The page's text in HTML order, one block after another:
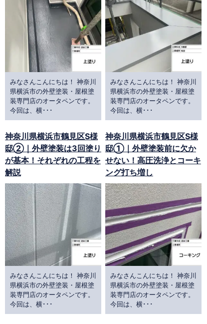
みなさんこんにちは！ 神奈川
県横浜市の外壁塗装・屋根塗
装専門店のオータペンです。
今回は、横･･･
みなさんこんにちは！ 神奈川
県横浜市の外壁塗装・屋根塗
装専門店のオータペンです。
今回は、横･･･
神奈川県横浜市鶴見区S様
邸②｜外壁塗装は3回塗り
が基本！それぞれの工程を
解説
みなさんこんにちは！ 神奈川
県横浜市の外壁塗装・屋根塗
装専門店のオータペンです。
今回は、横･･･
神奈川県横浜市鶴見区S様
邸①｜外壁塗装前に欠か
せない！高圧洗浄とコーキ
ング打ち増し
みなさんこんにちは！ 神奈川
県横浜市の外壁塗装・屋根塗
装専門店のオータペンです。
今回は、横･･･